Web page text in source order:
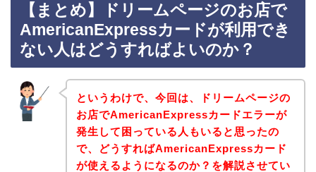
【まとめ】ドリームページのお店で
AmericanExpressカードが利用でき
ない人はどうすればよいのか？
というわけで、今回は、ドリームページの
お店でAmericanExpressカードエラーが
発生して困っている人もいると思ったの
で、どうすればAmericanExpressカード
が使えるようになるのか？を解説させてい